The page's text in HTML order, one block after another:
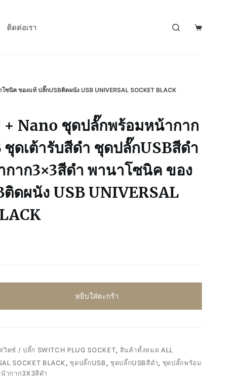
ติดต่อเรา
นิค ของแท้ ปลั๊กUSBติดผนัง USB UNIVERSAL SOCKET BLACK
Nano ชุดปลั๊กพร้อมหน้ากาก
ดเต้ารับสีดำ ชุดปลั๊กUSBสีดำ
าก3×3สีดำ พานาโซนิค ของ
ดผนัง USB UNIVERSAL
หยิบใส่ตะกร้า
สวิตช์ / ปลั๊ก SWITCH PLUG SOCKET, สินค้าทั้งหมด ALL
SOCKET BLACK, ชุดปลั๊กUSB, ชุดปลั๊กUSBสีดำ, ชุดปลั๊กพร้อม
ากาก3X3สีดำ